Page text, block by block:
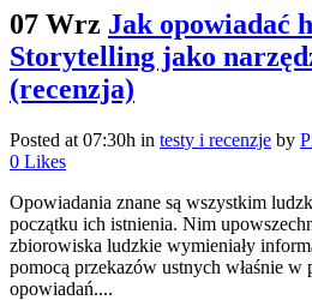
07 Wrz Jak opowiadać
Storytelling jako
(recenzja)
Posted at 07:30h in testy i recenzje by
0 Likes
Opowiadania znane są wszystkim
początku ich istnienia. Nim
zbiorowiska ludzkie wymieniały
pomocą przekazów ustnych właśnie w
opowiadań....